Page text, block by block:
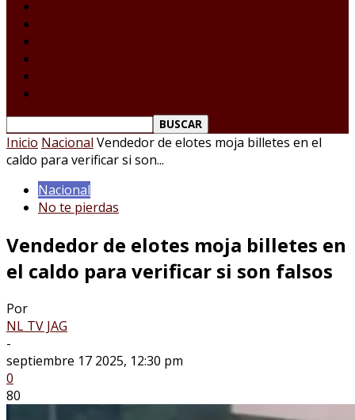
Inicio Nacional Vendedor de elotes moja billetes en el
caldo para verificar si son...
Nacional
No te pierdas
Vendedor de elotes moja billetes en
el caldo para verificar si son falsos
Por
NL TV JAG
-
septiembre 17 2025, 12:30 pm
0
80